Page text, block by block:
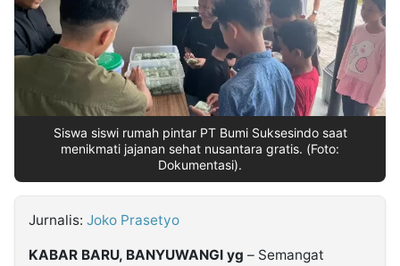
Insight
NTB
Suara
Time
Lens
IDN
Daily
Jogja
Jalan
Rakyat
Idealita
News
Kita
Notice
Dinamikapost.com
Radar
Baru
Seedbacklink
Kabarbaru
Siswa siswi rumah pintar PT Bumi Suksesindo saat
menikmati jajanan sehat nusantara gratis. (Foto:
Dokumentasi).
Jurnalis: Joko Prasetyo
KABAR BARU, BANYUWANGI yg – Semangat